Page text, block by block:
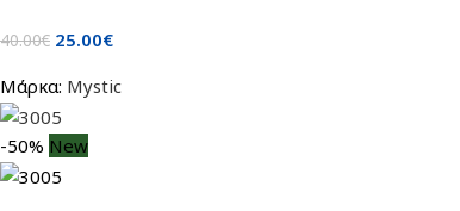
40.00€ 25.00€
Μάρκα: Mystic
-50% New